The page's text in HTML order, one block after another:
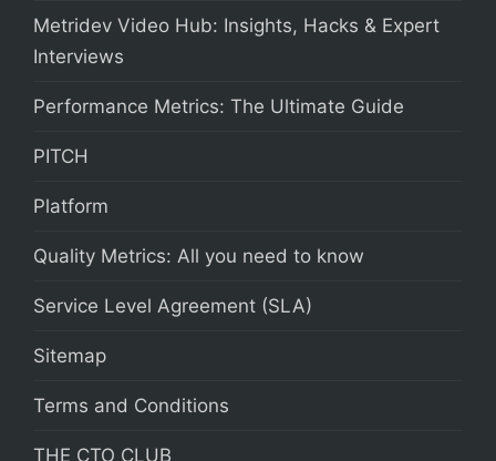
Metridev Video Hub: Insights, Hacks & Expert
Interviews
Performance Metrics: The Ultimate Guide
PITCH
Platform
Quality Metrics: All you need to know
Service Level Agreement (SLA)
Sitemap
Terms and Conditions
THE CTO CLUB